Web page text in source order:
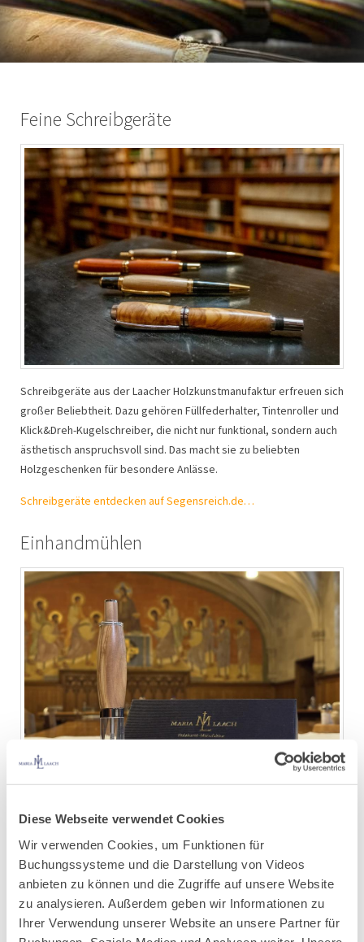
Diese Webseite verwendet Cookies
Wir verwenden Cookies, um Funktionen für
Buchungssysteme und die Darstellung von Videos
anbieten zu können und die Zugriffe auf unsere Website
zu analysieren. Außerdem geben wir Informationen zu
Ihrer Verwendung unserer Website an unsere Partner für
Feine Schreibgeräte
Schreibgeräte aus der Laacher Holzkunstmanufaktur erfreuen sich
großer Beliebtheit. Dazu gehören Füllfederhalter, Tintenroller und
Klick&Dreh-Kugelschreiber, die nicht nur funktional, sondern auch
ästhetisch anspruchsvoll sind. Das macht sie zu beliebten
Holzgeschenken für besondere Anlässe.
Schreibgeräte entdecken auf Segensreich.de…
Einhandmühlen
Schreibgeräten auch praktische Alltagsgegenstände wie die
innovative Einhandmühle für Salz und Pfeffer. Diese hochwertige
Mühle funktioniert ähnlich wie ein Klick-Kugelschreiber und lässt
sich durch einen Druckknopf mühelos bedienen. Mit nur einem
Daumendruck können Gerichte nach Belieben gewürzt werden. Im